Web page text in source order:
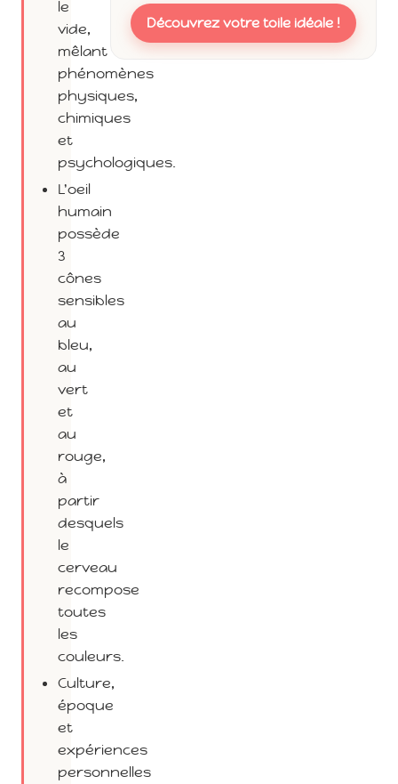
le
vide,
mêlant
phénomènes
physiques,
chimiques
et
psychologiques.
L'oeil
humain
possède
3
cônes
sensibles
au
bleu,
au
vert
et
au
rouge,
à
partir
desquels
le
cerveau
recompose
toutes
les
couleurs.
Culture,
époque
et
expériences
personnelles
Découvrez votre toile idéale !